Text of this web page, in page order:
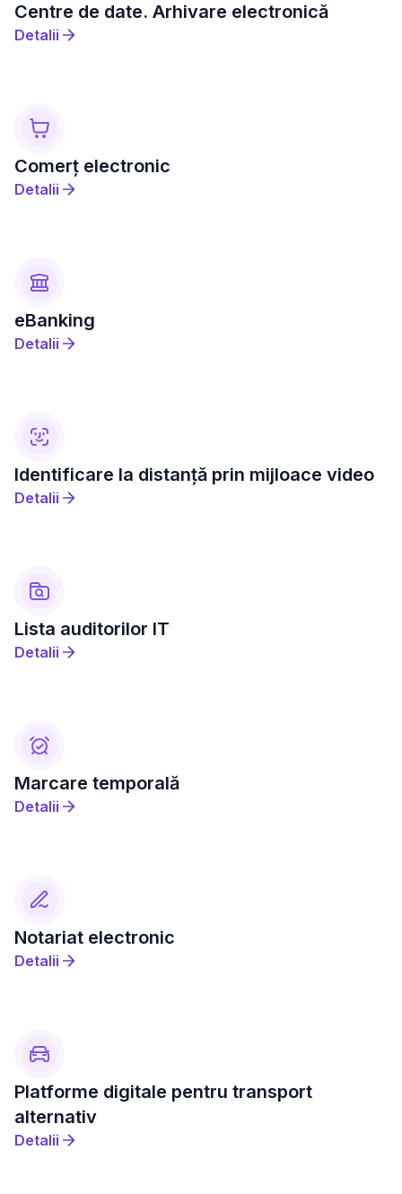
Centre de date. Arhivare electronică
Detalii
Comerț electronic
Detalii
eBanking
Detalii
Identificare la distanță prin mijloace video
Detalii
Lista auditorilor IT
Detalii
Marcare temporală
Detalii
Notariat electronic
Detalii
Platforme digitale pentru transport
alternativ
Detalii